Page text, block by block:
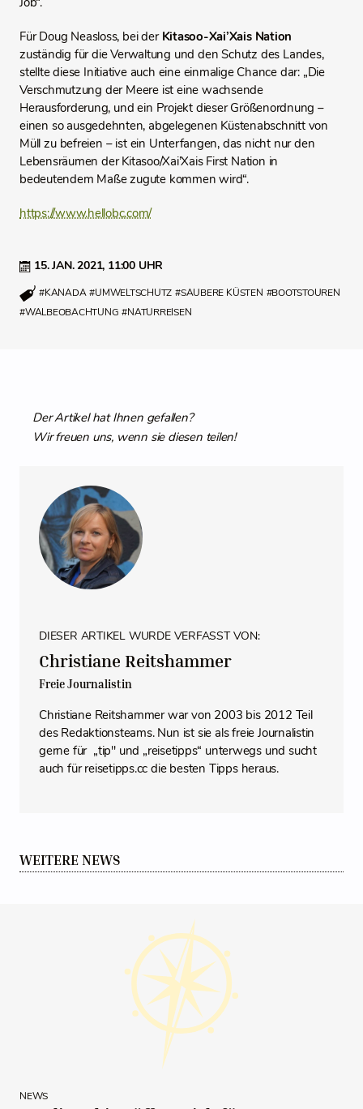
15. JAN. 2021, 11:00 UHR
#KANADA #UMWELTSCHUTZ #SAUBERE KÜSTEN #BOOTSTOUREN
#WALBEOBACHTUNG #NATURREISEN
Für Doug Neasloss, bei der Kitasoo-Xai’Xais Nation
zuständig für die Verwaltung und den Schutz des Landes,
stellte diese Initiative auch eine einmalige Chance dar: „Die
Verschmutzung der Meere ist eine wachsende
Herausforderung, und ein Projekt dieser Größenordnung –
einen so ausgedehnten, abgelegenen Küstenabschnitt von
Müll zu befreien – ist ein Unterfangen, das nicht nur den
Lebensräumen der Kitasoo/Xai’Xais First Nation in
bedeutendem Maße zugute kommen wird“.
https://www.hellobc.com/
Der Artikel hat Ihnen gefallen?
Wir freuen uns, wenn sie diesen teilen!
DIESER ARTIKEL WURDE VERFASST VON:
Christiane Reitshammer
Freie Journalistin
Christiane Reitshammer war von 2003 bis 2012 Teil
des Redaktionsteams. Nun ist sie als freie Journalistin
gerne für „tip" und „reisetipps“ unterwegs und sucht
auch für reisetipps.cc die besten Tipps heraus.
WEITERE NEWS
NEWS